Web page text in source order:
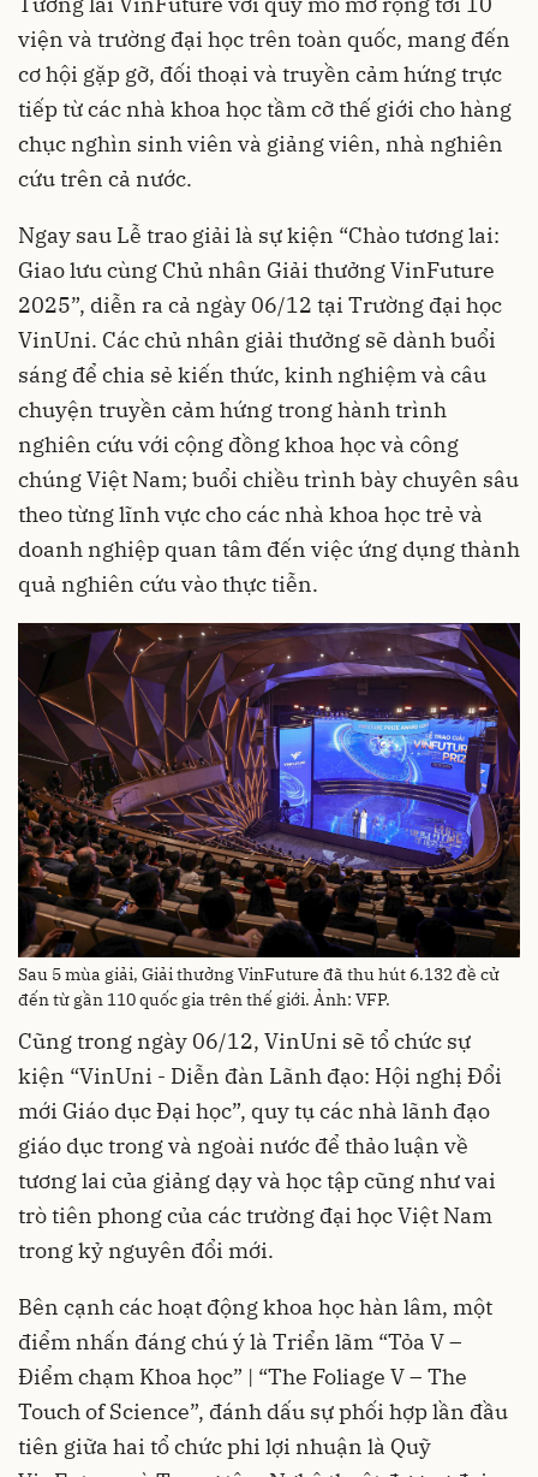
viện và trường đại học trên toàn quốc, mang đến
cơ hội gặp gỡ, đối thoại và truyền cảm hứng trực
tiếp từ các nhà khoa học tầm cỡ thế giới cho hàng
chục nghìn sinh viên và giảng viên, nhà nghiên
cứu trên cả nước.
Ngay sau Lễ trao giải là sự kiện “Chào tương lai:
Giao lưu cùng Chủ nhân Giải thưởng VinFuture
2025”, diễn ra cả ngày 06/12 tại Trường đại học
VinUni. Các chủ nhân giải thưởng sẽ dành buổi
sáng để chia sẻ kiến thức, kinh nghiệm và câu
chuyện truyền cảm hứng trong hành trình
nghiên cứu với cộng đồng khoa học và công
chúng Việt Nam; buổi chiều trình bày chuyên sâu
theo từng lĩnh vực cho các nhà khoa học trẻ và
doanh nghiệp quan tâm đến việc ứng dụng thành
quả nghiên cứu vào thực tiễn.
Sau 5 mùa giải, Giải thưởng VinFuture đã thu hút 6.132 đề cử
đến từ gần 110 quốc gia trên thế giới. Ảnh: VFP.
Cũng trong ngày 06/12, VinUni sẽ tổ chức sự
kiện “VinUni - Diễn đàn Lãnh đạo: Hội nghị Đổi
mới Giáo dục Đại học”, quy tụ các nhà lãnh đạo
giáo dục trong và ngoài nước để thảo luận về
tương lai của giảng dạy và học tập cũng như vai
trò tiên phong của các trường đại học Việt Nam
trong kỷ nguyên đổi mới.
Bên cạnh các hoạt động khoa học hàn lâm, một
điểm nhấn đáng chú ý là Triển lãm “Tỏa V –
Điểm chạm Khoa học” | “The Foliage V – The
Touch of Science”, đánh dấu sự phối hợp lần đầu
tiên giữa hai tổ chức phi lợi nhuận là Quỹ